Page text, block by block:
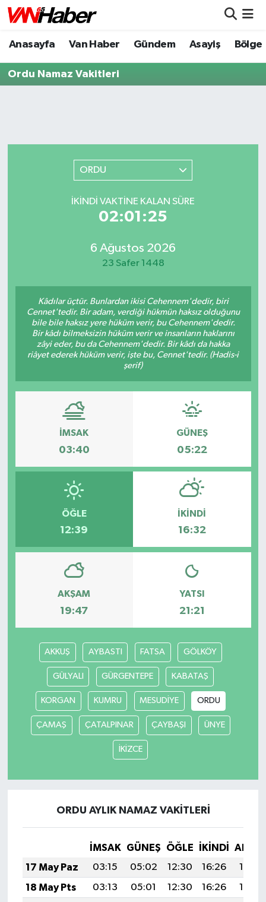
Anasayfa Van Haber Gündem Asayiş Bölge
Ordu Namaz Vakitleri
ORDU
İKINDI VAKTİNE KALAN SÜRE
02:01:25
6 Ağustos 2026
23 Safer 1448
Kâdılar üçtür. Bunlardan ikisi Cehennem'dedir, biri
Cennet'tedir. Bir adam, verdiği hükmün haksız olduğunu
bile bile haksız yere hüküm verir, bu Cehennem'dedir.
Bir kâdı bilmeksizin hüküm verir ve insanların haklarını
zâyi eder, bu da Cehennem'dedir. Bir kâdı da hakka
riâyet ederek hüküm verir, işte bu, Cennet'tedir. (Hadis-i
şerif)
İMSAK
03:40
GÜNEŞ
05:22
ÖĞLE
12:39
İKINDI
16:32
AKŞAM
19:47
YATSI
21:21
AKKUŞ AYBASTI FATSA GÖLKÖY
GÜLYALI GÜRGENTEPE KABATAŞ
KORGAN KUMRU MESUDİYE ORDU
ÇAMAŞ ÇATALPINAR ÇAYBAŞI ÜNYE
İKİZCE
ORDU AYLIK NAMAZ VAKITLERI
İMSAK GÜNEŞ ÖĞLE İKINDI
17 May Paz
03:15 05:02 12:30 16:26
19:48
18 May Pts
03:13 05:01 12:30 16:26
19:49
Nöbetçi Eczaneler
Hava Durumu
Tüm Manşetler
Son Dakika Haberleri